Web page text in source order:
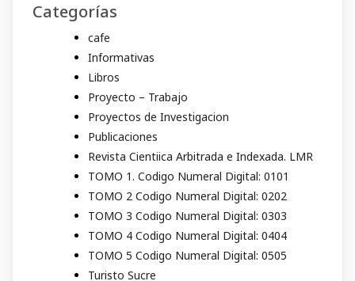
Categorías
cafe
Informativas
Libros
Proyecto – Trabajo
Proyectos de Investigacion
Publicaciones
Revista Cientiica Arbitrada e Indexada. LMR
TOMO 1. Codigo Numeral Digital: 0101
TOMO 2 Codigo Numeral Digital: 0202
TOMO 3 Codigo Numeral Digital: 0303
TOMO 4 Codigo Numeral Digital: 0404
TOMO 5 Codigo Numeral Digital: 0505
Turisto Sucre